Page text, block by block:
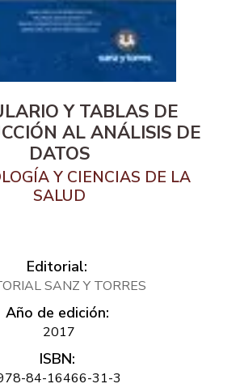
Y TABLAS DE
AL ANÁLISIS DE
DATOS
Y CIENCIAS DE LA
SALUD
Editorial:
SANZ Y TORRES
Año de edición:
2017
ISBN:
84-16466-31-3